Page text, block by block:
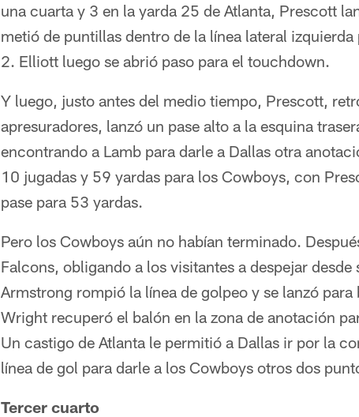
una cuarta y 3 en la yarda 25 de Atlanta, Prescott
metió de puntillas dentro de la línea lateral
2. Elliott luego se abrió paso para el touchdown.
Y luego, justo antes del medio tiempo, Prescott,
apresuradores, lanzó un pase alto a la esquina
encontrando a Lamb para darle a Dallas otra
10 jugadas y 59 yardas para los Cowboys, con
pase para 53 yardas.
Pero los Cowboys aún no habían terminado.
Falcons, obligando a los visitantes a despejar
Armstrong rompió la línea de golpeo y se lanzó
Wright recuperó el balón en la zona de anotación
Un castigo de Atlanta le permitió a Dallas ir por la
línea de gol para darle a los Cowboys otros dos
Tercer cuarto